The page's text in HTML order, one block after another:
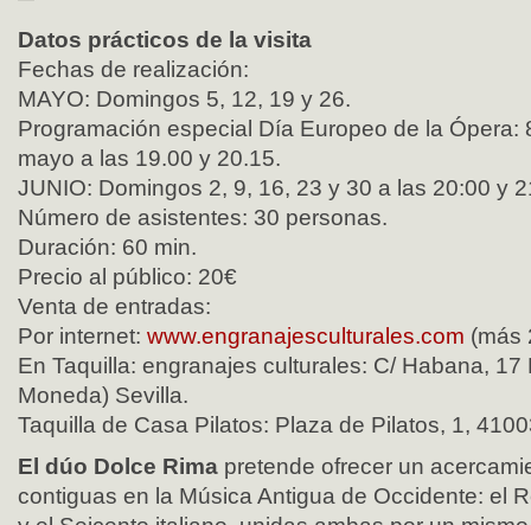
Datos prácticos de la visita
Fechas de realización:
MAYO: Domingos 5, 12, 19 y 26.
Programación especial Día Europeo de la Ópera:
mayo a las 19.00 y 20.15.
JUNIO: Domingos 2, 9, 16, 23 y 30 a las 20:00 y
Número de asistentes: 30 personas.
Duración: 60 min.
Precio al público: 20€
Venta de entradas:
Por internet: www.engranajesculturales.com (más
En Taquilla: engranajes culturales: C/ Habana, 17
Moneda) Sevilla.
Taquilla de Casa Pilatos: Plaza de Pilatos, 1,
El dúo Dolce Rima pretende ofrecer un
contiguas en la Música Antigua de Occidente: el